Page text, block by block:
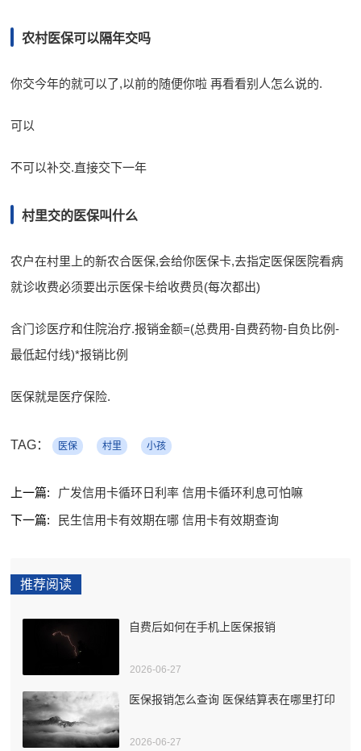
农村医保可以隔年交吗
你交今年的就可以了,以前的随便你啦 再看看别人怎么说的.
可以
不可以补交.直接交下一年
村里交的医保叫什么
农户在村里上的新农合医保,会给你医保卡,去指定医保医院看病
就诊收费必须要出示医保卡给收费员(每次都出)
含门诊医疗和住院治疗.报销金额=(总费用-自费药物-自负比例-
最低起付线)*报销比例
医保就是医疗保险.
TAG： 医保 村里 小孩
上一篇:
广发信用卡循环日利率 信用卡循环利息可怕嘛
下一篇:
民生信用卡有效期在哪 信用卡有效期查询
推荐阅读
自费后如何在手机上医保报销
2026-06-27
医保报销怎么查询 医保结算表在哪里打印
2026-06-27